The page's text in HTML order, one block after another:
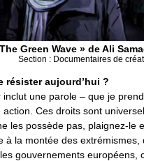
Green Wave » de Ali
Section : Documentaires de
résister aujourd’hui ?
inclut une parole – que je
action. Ces droits sont
les possède pas, plaignez-le
à la montée des extrémismes,
gouvernements européens,